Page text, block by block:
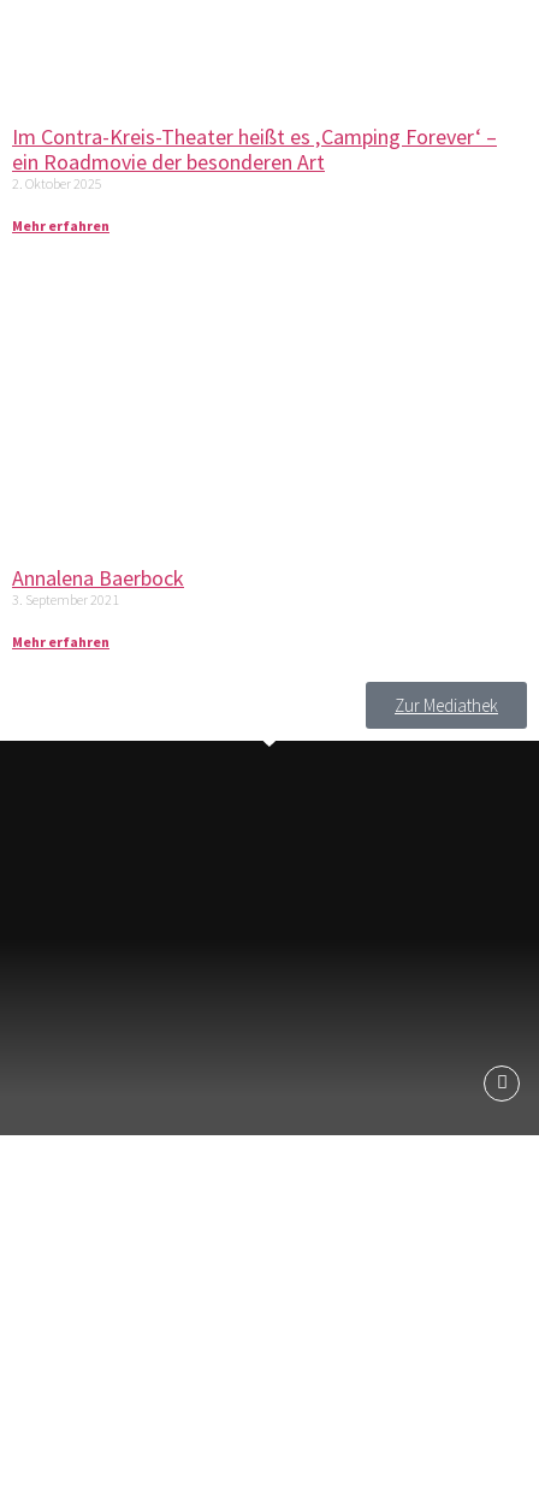
Im Contra-Kreis-Theater heißt es ‚Camping Forever‘ –
ein Roadmovie der besonderen Art
2. Oktober 2025
Mehr erfahren
Annalena Baerbock
3. September 2021
Mehr erfahren
Zur Mediathek